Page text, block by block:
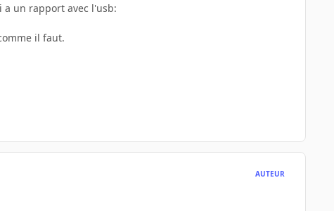
un rapport avec l'usb:
il faut.
AUTEUR